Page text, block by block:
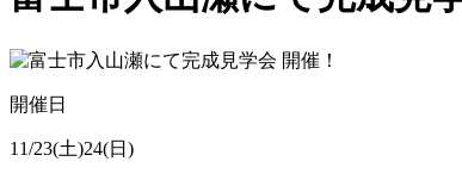
開催日
11/23(土)24(日)